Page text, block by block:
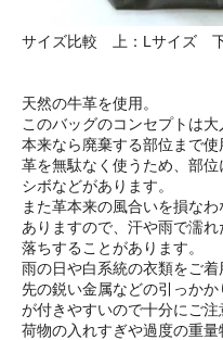
サイズ比較 上：Lサイズ
天然の牛革を使用。
このバッグのコンセプトは大
本来なら廃棄する部位まで使
革を無駄なく使うため、部位
シボなどがあります。
また革本来の風合いを損な
ありますので、汗や雨で濡
落ちすることがあります。
雨の日や白系統の衣類をご着
先の鋭い金属などの引っか
が付きやすいので十分にご注
荷物の入れすぎや過度の重